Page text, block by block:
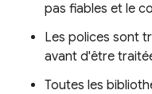
pas fiables et le
Les polices sont
avant d'être
Toutes les